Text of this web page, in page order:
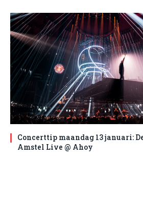
Concerttip maandag 13 januari:
Amstel Live @ Ahoy